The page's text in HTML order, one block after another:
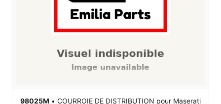
98025M • COURROIE DE DISTRIBUTION pour Maserati